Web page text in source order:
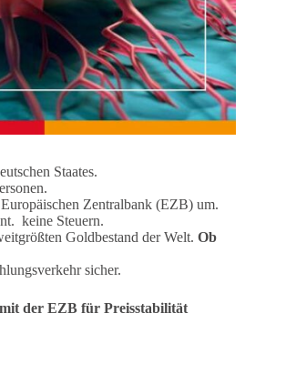
Staates.
Zentralbank (EZB) um.
keine Steuern.
Goldbestand der Welt.Ob
sicher.
der EZB für Preisstabilität